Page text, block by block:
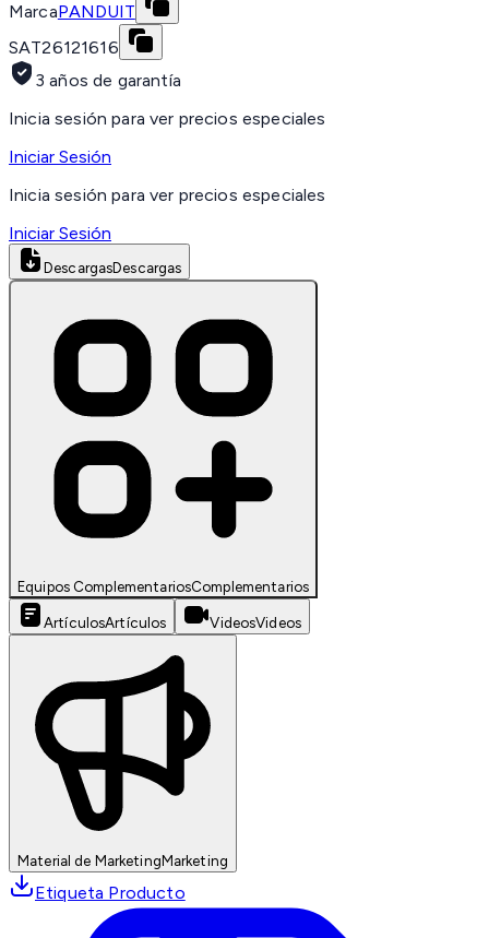
MarcaPANDUIT
SAT26121616
3 años de garantía
Inicia sesión para ver precios especiales
Iniciar Sesión
Inicia sesión para ver precios especiales
Iniciar Sesión
DescargasDescargas
Equipos ComplementariosComplementarios
ArtículosArtículos VideosVideos
Material de MarketingMarketing
Etiqueta Producto